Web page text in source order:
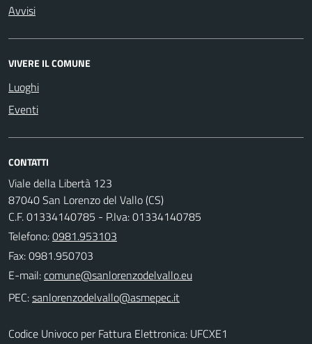
Avvisi
VIVERE IL COMUNE
Luoghi
Eventi
CONTATTI
Viale della Libertà 123
87040 San Lorenzo del Vallo (CS)
C.F. 01334140785 - P.Iva: 01334140785
Telefono:0981.953103
Fax: 0981.950703
E-mail:
PEC:
Codice Univoco per Fattura Elettronica: UFCXE1